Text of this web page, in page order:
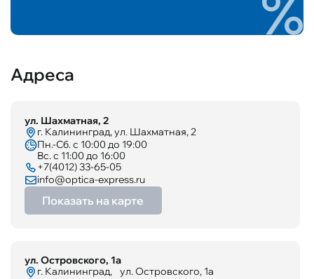
Адреса
ул. Шахматная, 2
г. Калининград, ул. Шахматная, 2
Пн.-Сб. с 10:00 до 19:00
Вс. с 11:00 до 16:00
+7(4012) 33-65-05​
info@optica-express.ru
Показать на карте
ул. Островского, 1а
г. Калининград, ул. Островского, 1а